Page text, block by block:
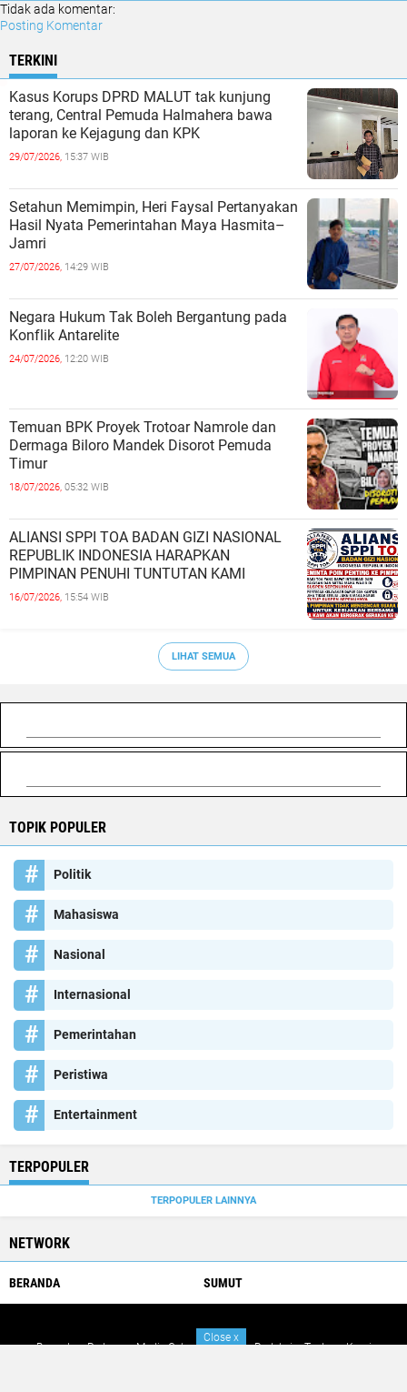
Tidak ada komentar:
Posting Komentar
TERKINI
Kasus Korups DPRD MALUT tak kunjung
terang, Central Pemuda Halmahera bawa
laporan ke Kejagung dan KPK
29/07/2026, 15:37 WIB
Setahun Memimpin, Heri Faysal Pertanyakan
Hasil Nyata Pemerintahan Maya Hasmita–
Jamri
27/07/2026, 14:29 WIB
Negara Hukum Tak Boleh Bergantung pada
Konflik Antarelite
24/07/2026, 12:20 WIB
Temuan BPK Proyek Trotoar Namrole dan
Dermaga Biloro Mandek Disorot Pemuda
Timur
18/07/2026, 05:32 WIB
ALIANSI SPPI TOA BADAN GIZI NASIONAL
REPUBLIK INDONESIA HARAPKAN
PIMPINAN PENUHI TUNTUTAN KAMI
16/07/2026, 15:54 WIB
LIHAT SEMUA
TOPIK POPULER
Politik
Mahasiswa
Nasional
Internasional
Pemerintahan
Peristiwa
Entertainment
TERPOPULER
TERPOPULER LAINNYA
NETWORK
BERANDA SUMUT
Beranda Pedoman Media Cyber Kontak Redaksi
Tentang Kami
Close x